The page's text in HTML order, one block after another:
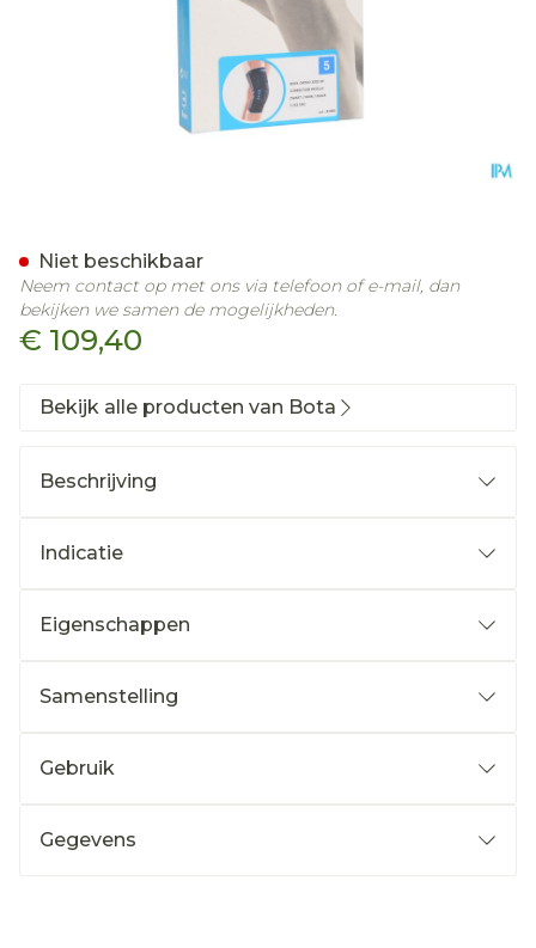
€ 109,40
Niet beschikbaar
Neem contact op met ons via telefoon of e-mail, dan
bekijken we samen de mogelijkheden.
Bekijk alle producten van Bota
Beschrijving
Indicatie
Eigenschappen
Samenstelling
Gebruik
Gegevens